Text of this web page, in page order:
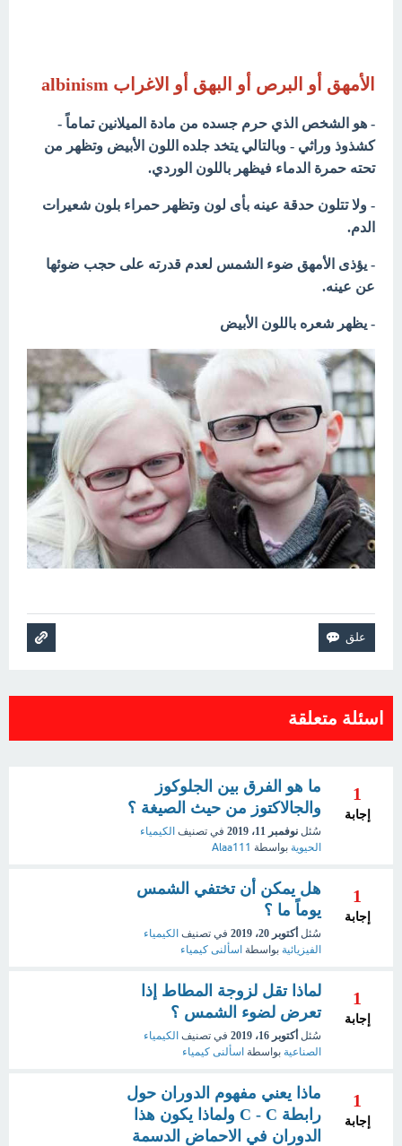
الأمهق أو البرص أو البهق أو الاغراب albinism
- هو الشخص الذي حرم جسده من مادة الميلانين تماماً -
كشذوذ وراثي - وبالتالي يتخد جلده اللون الأبيض وتظهر من
تحته حمرة الدماء فيظهر باللون الوردي.
- ولا تتلون حدقة عينه بأى لون وتظهر حمراء بلون شعيرات
الدم.
- يؤذى الأمهق ضوء الشمس لعدم قدرته على حجب ضوئها
عن عينه.
- يظهر شعره باللون الأبيض
اسئلة متعلقة
1
إجابة
ما هو الفرق بين الجلوكوز
والجالاكتوز من حيث الصيغة ؟
سُئل نوفمبر 11، 2019 في تصنيف الكيمياء
الحيوية بواسطة Alaa111
1
إجابة
هل يمكن أن تختفي الشمس
يوماً ما ؟
سُئل أكتوبر 20، 2019 في تصنيف الكيمياء
الفيزيائية بواسطة اسألنى كيمياء
1
إجابة
لماذا تقل لزوجة المطاط إذا
تعرض لضوء الشمس ؟
سُئل أكتوبر 16، 2019 في تصنيف الكيمياء
الصناعية بواسطة اسألنى كيمياء
1
إجابة
ماذا يعني مفهوم الدوران حول
رابطة C - C ولماذا يكون هذا
الدوران في الاحماض الدسمة